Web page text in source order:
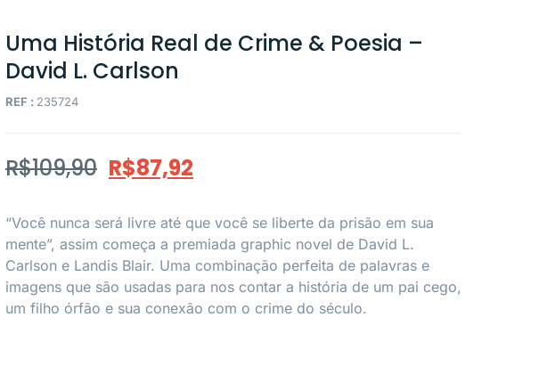
Uma História Real de Crime & Poesia –
David L. Carlson
REF : 235724
R$109,90 R$87,92
“Você nunca será livre até que você se liberte da prisão em sua
mente”, assim começa a premiada graphic novel de David L.
Carlson e Landis Blair. Uma combinação perfeita de palavras e
imagens que são usadas para nos contar a história de um pai cego,
um filho órfão e sua conexão com o crime do século.